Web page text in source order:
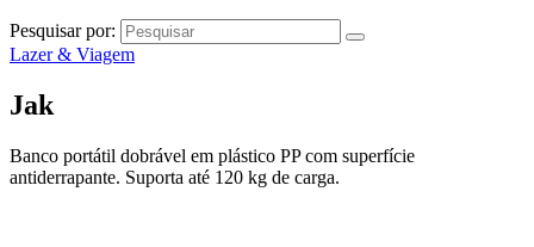
Pesquisar por:
Lazer & Viagem
Jak
Banco portátil dobrável em plástico PP com superfície
antiderrapante. Suporta até 120 kg de carga.